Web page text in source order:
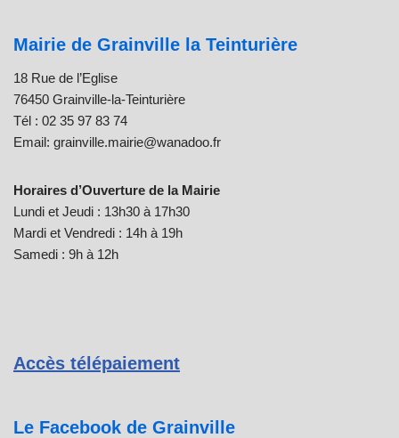
Mairie de Grainville la Teinturière
18 Rue de l’Eglise
76450 Grainville-la-Teinturière
Tél : 02 35 97 83 74
Email: grainville.mairie@wanadoo.fr
Horaires d’Ouverture de la Mairie
Lundi et Jeudi : 13h30 à 17h30
Mardi et Vendredi : 14h à 19h
Samedi : 9h à 12h
Accès télépaiement
Le Facebook de Grainville